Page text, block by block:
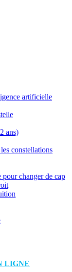
artificielle
ans)
constellations
changer de cap
LIGNE